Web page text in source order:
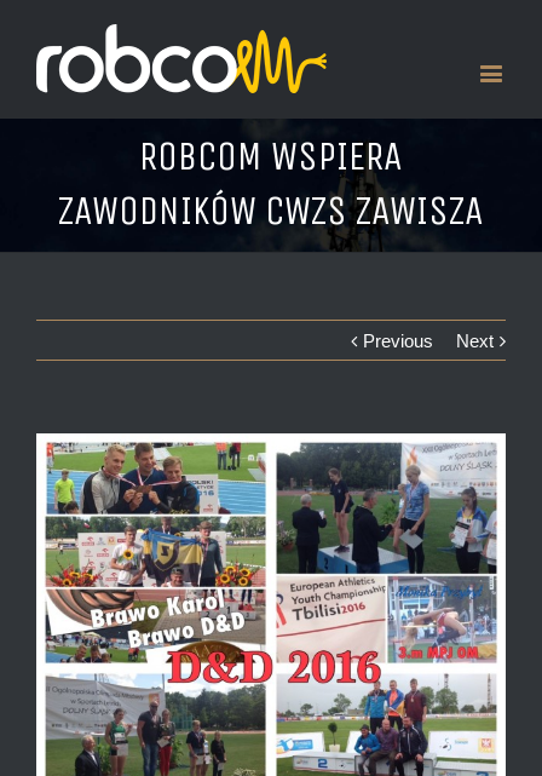
ROBCOM WSPIERA
ZAWODNIKÓW CWZS ZAWISZA
Previous Next
View
Larger
Image